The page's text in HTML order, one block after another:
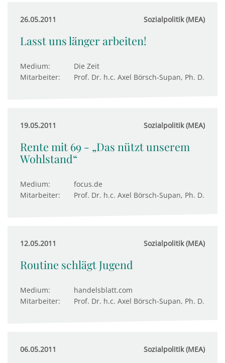
26.05.2011 Sozialpolitik (MEA)
Lasst uns länger arbeiten!
Medium:
Die Zeit
Mitarbeiter:
Prof. Dr. h.c. Axel Börsch-Supan, Ph. D.
19.05.2011 Sozialpolitik (MEA)
Rente mit 69 - „Das nützt unserem
Wohlstand“
Medium:
focus.de
Mitarbeiter:
Prof. Dr. h.c. Axel Börsch-Supan, Ph. D.
12.05.2011 Sozialpolitik (MEA)
Routine schlägt Jugend
Medium:
handelsblatt.com
Mitarbeiter:
Prof. Dr. h.c. Axel Börsch-Supan, Ph. D.
06.05.2011 Sozialpolitik (MEA)